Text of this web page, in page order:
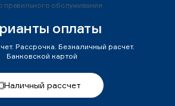
правильного обслуживания
оплаты
Рассрочка. Безналичный расчет.
Банковской картой
Наличный рассчет